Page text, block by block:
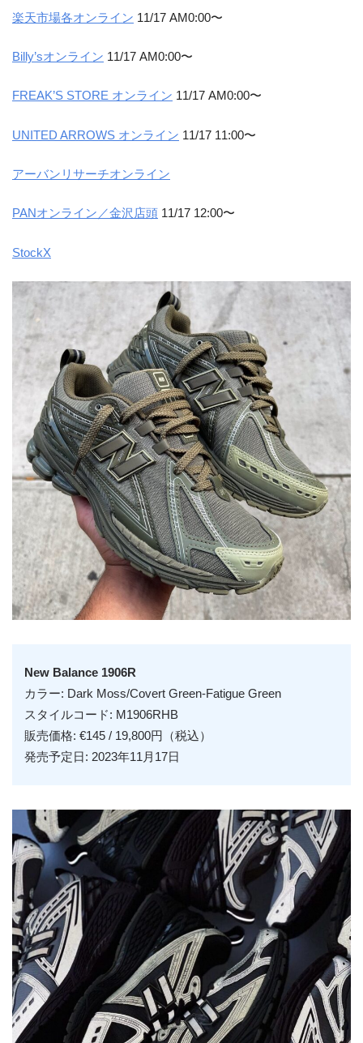
楽天市場各オンライン 11/17 AM0:00〜
Billy’sオンライン 11/17 AM0:00〜
FREAK’S STORE オンライン 11/17 AM0:00〜
UNITED ARROWS オンライン 11/17 11:00〜
アーバンリサーチオンライン
PANオンライン／金沢店頭 11/17 12:00〜
StockX
New Balance 1906R
カラー: Dark Moss/Covert Green-Fatigue Green
スタイルコード: M1906RHB
販売価格: €145 / 19,800円（税込）
発売予定日: 2023年11月17日